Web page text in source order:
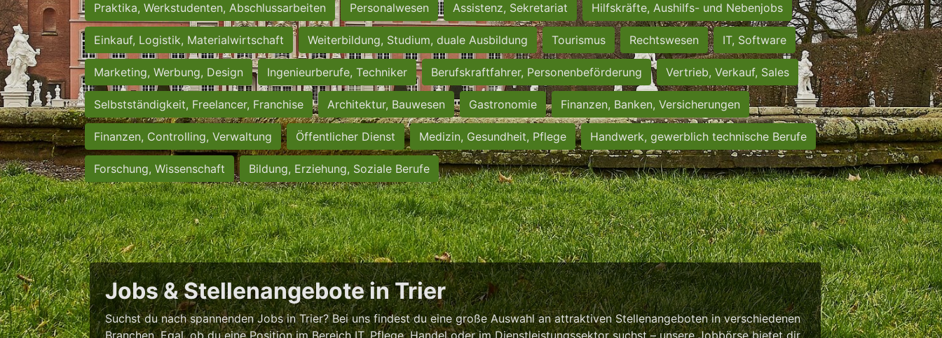
Praktika, Werkstudenten, Abschlussarbeiten Personalwesen Assistenz, Sekretariat Hilfskräfte, Aushilfs- und Nebenjobs
Einkauf, Logistik, Materialwirtschaft Weiterbildung, Studium, duale Ausbildung Tourismus Rechtswesen IT, Software
Marketing, Werbung, Design Ingenieurberufe, Techniker Berufskraftfahrer, Personenbeförderung Vertrieb, Verkauf, Sales
Selbstständigkeit, Freelancer, Franchise Architektur, Bauwesen Gastronomie Finanzen, Banken, Versicherungen
Finanzen, Controlling, Verwaltung Öffentlicher Dienst Medizin, Gesundheit, Pflege Handwerk, gewerblich technische Berufe
Forschung, Wissenschaft Bildung, Erziehung, Soziale Berufe
Jobs & Stellenangebote in Trier
Suchst du nach spannenden Jobs in Trier? Bei uns findest du eine große Auswahl an attraktiven Stellenangeboten in verschiedenen